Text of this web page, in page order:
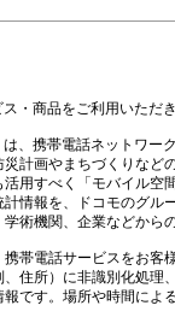
・商品をご利用いただ
、携帯電話ネットワー
計画やまちづくりな
用すべく「モバイル空
情報を、ドコモのグル
術機関、企業などから
携帯電話サービスをお
住所）に非識別化処
です。場所や時間によ